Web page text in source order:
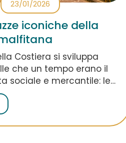
23/01/2026
iconiche della
Costiera si sviluppa
che un tempo erano il
sociale e mercantile: le
di queste sono tra i simboli
della Costiera: scoprile
articolo!